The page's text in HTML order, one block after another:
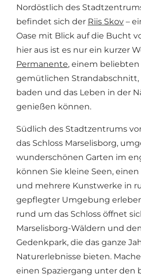
Nordöstlich des
befindet sich der Riis Skov –
Oase mit Blick auf die Bucht
hier aus ist es nur ein kurzer
Permanente, einem
gemütlichen Strandabschnitt,
baden und das Leben in der
genießen können.
Südlich des Stadtzentrums
das Schloss Marselisborg,
wunderschönen Garten im
können Sie kleine Seen,
und mehrere Kunstwerke in
gepflegter Umgebung
rund um das Schloss öffnet
Marselisborg-Wäldern und
Gedenkpark, die das ganze
Naturerlebnisse bieten.
einen Spaziergang unter den